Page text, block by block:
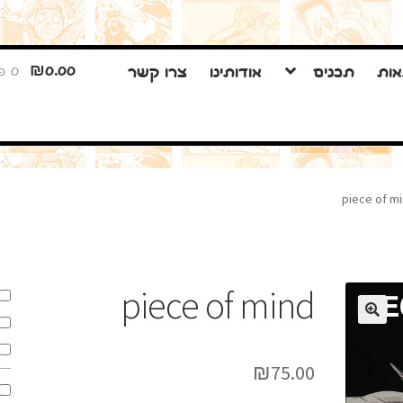
דלג
לדלג תכנים אודותינו צרו קשר ₪0.00 0 פריטים
piece of
piece of mind
₪75.00